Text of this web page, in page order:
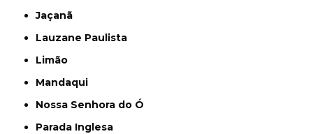
Jaçanã
Lauzane Paulista
Limão
Mandaqui
Nossa Senhora do Ó
Parada Inglesa